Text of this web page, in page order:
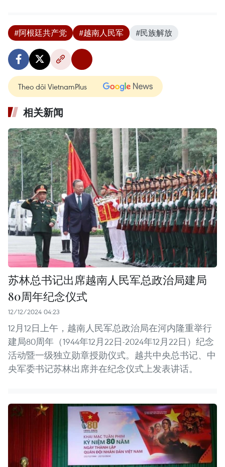
#阿根廷共产党 #越南人民军 #民族解放
Theo dõi VietnamPlus
相关新闻
苏林总书记出席越南人民军总政治局建局
80周年纪念仪式
12/12/2024 04:23
12月12日上午，越南人民军总政治局在河内隆重举行
建局80周年（1944年12月22日-2024年12月22日）纪念
活动暨一级独立勋章授勋仪式。越共中央总书记、中
央军委书记苏林出席并在纪念仪式上发表讲话。